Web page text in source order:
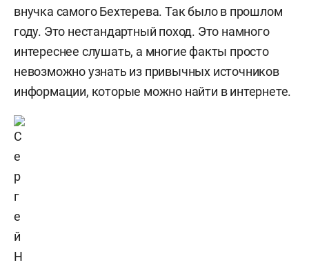
внучка самого Бехтерева. Так было в прошлом
году. Это нестандартный поход. Это намного
интереснее слушать, а многие факты просто
невозможно узнать из привычных источников
информации, которые можно найти в интернете.